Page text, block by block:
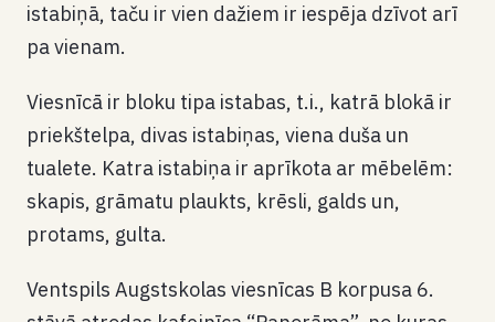
istabiņā, taču ir vien dažiem ir iespēja dzīvot arī
pa vienam.
Viesnīcā ir bloku tipa istabas, t.i., katrā blokā ir
priekštelpa, divas istabiņas, viena duša un
tualete. Katra istabiņa ir aprīkota ar mēbelēm:
skapis, grāmatu plaukts, krēsli, galds un,
protams, gulta.
Ventspils Augstskolas viesnīcas B korpusa 6.